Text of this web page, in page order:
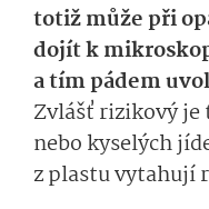
totiž může při
dojít k
a tím pádem
Zvlášť rizikový
nebo kyselých
z plastu vytahují